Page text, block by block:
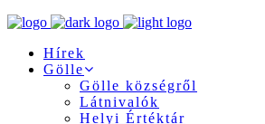
Hírek
Gölle
Gölle községről
Látnivalók
Helyi Értéktár